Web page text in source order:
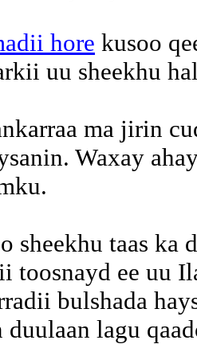
hore kusoo
uu sheekhu
ma jirin
Waxay
sheekhu taas
toosnayd ee uu
bulshada
duulaan lagu